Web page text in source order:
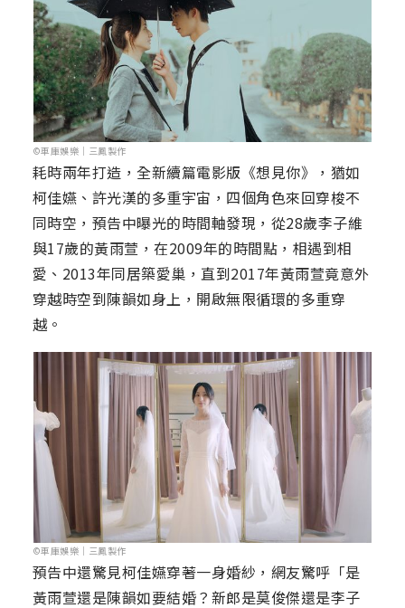
©車庫娛樂｜三鳳製作
耗時兩年打造，全新續篇電影版《想見你》，猶如
柯佳嬿、許光漢的多重宇宙，四個角色來回穿梭不
同時空，預告中曝光的時間軸發現，從28歲李子維
與17歲的黃雨萱，在2009年的時間點，相遇到相
愛、2013年同居築愛巢，直到2017年黃雨萱竟意外
穿越時空到陳韻如身上，開啟無限循環的多重穿
越。
©車庫娛樂｜三鳳製作
預告中還驚見柯佳嬿穿著一身婚紗，網友驚呼「是
黃雨萱還是陳韻如要結婚？新郎是莫俊傑還是李子